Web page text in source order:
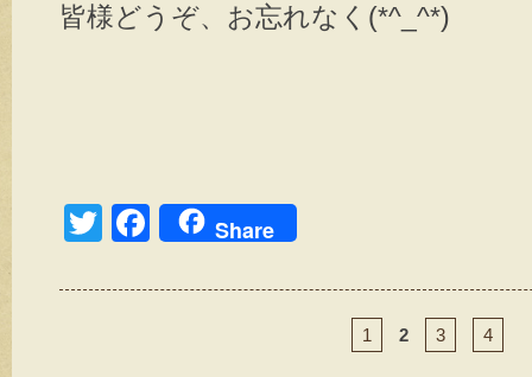
皆様どうぞ、お忘れなく(*^_^*)
T
tt
F
c
Share
1 2 3 4